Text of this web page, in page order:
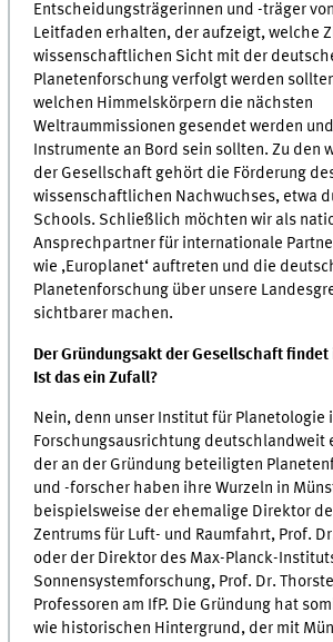
Entscheidungsträgerinnen und -träger
Leitfaden erhalten, der aufzeigt, welche
wissenschaftlichen Sicht mit der
Planetenforschung verfolgt werden
welchen Himmelskörpern die nächsten
Weltraummissionen gesendet werden
Instrumente an Bord sein sollten. Zu den
der Gesellschaft gehört die Förderung
wissenschaftlichen Nachwuchses, etwa
Schools. Schließlich möchten wir als
Ansprechpartner für internationale
wie ,Europlanet‘ auftreten und die
Planetenforschung über unsere
sichtbarer machen.
Der Gründungsakt der Gesellschaft
Ist das ein Zufall?
Nein, denn unser Institut für Planetologie
Forschungsausrichtung deutschlandweit
der an der Gründung beteiligten
und -forscher haben ihre Wurzeln in
beispielsweise der ehemalige Direktor
Zentrums für Luft- und Raumfahrt, Prof.
oder der Direktor des Max-Planck-
Sonnensystemforschung, Prof. Dr.
Professoren am IfP. Die Gründung hat
wie historischen Hintergrund, der mit